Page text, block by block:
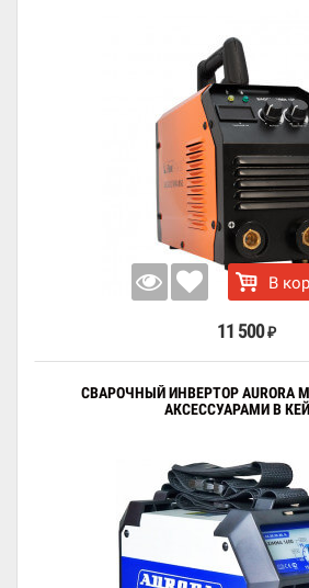
В
11 500 ₽
СВАРОЧНЫЙ ИНВЕРТОР AURORA
АКСЕССУАРАМИ В